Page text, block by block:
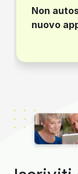
Non
nuovo